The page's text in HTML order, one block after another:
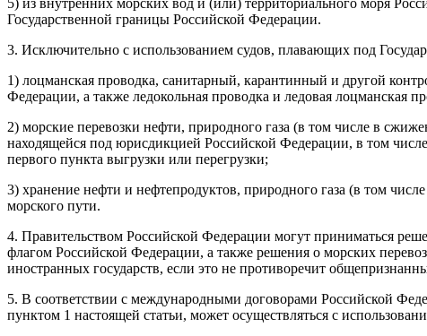
Государственной границы Российской Федерации.
3. Исключительно с использованием судов, плавающих под
1) лоцманская проводка, санитарный, карантинный и другой
Федерации, а также ледокольная проводка и ледовая лоцманская
2) морские перевозки нефти, природного газа (в том числе в
находящейся под юрисдикцией Российской Федерации, в том
первого пункта выгрузки или перегрузки;
3) хранение нефти и нефтепродуктов, природного газа (в том
морского пути.
4. Правительством Российской Федерации могут приниматься
флагом Российской Федерации, а также решения о морских
иностранных государств, если это не противоречит
5. В соответствии с международными договорами Российской
пунктом 1 настоящей статьи, может осуществляться с